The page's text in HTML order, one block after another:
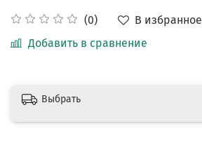
(0)
В избранное
Добавить в сравнение
Выбрать